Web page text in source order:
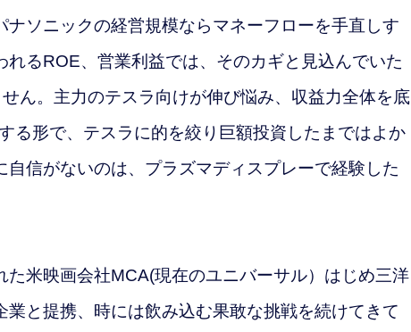
ソニックの経営規模ならマネーフローを手直しす
るROE、営業利益では、そのカギと見込んでいた
ん。主力のテスラ向けが伸び悩み、収益力全体を底
る形で、テスラに的を絞り巨額投資したまではよか
信がないのは、プラズマディスプレーで経験した
米映画会社MCA(現在のユニバーサル）はじめ三洋
と提携、時には飲み込む果敢な挑戦を続けてきて